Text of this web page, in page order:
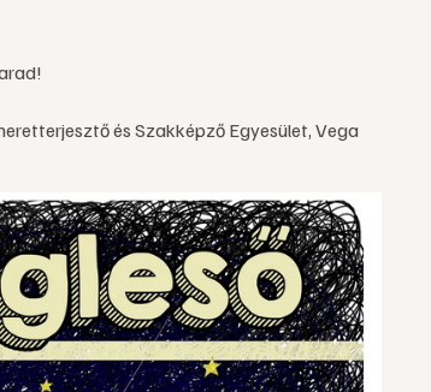
és Szakképző Egyesület, Vega